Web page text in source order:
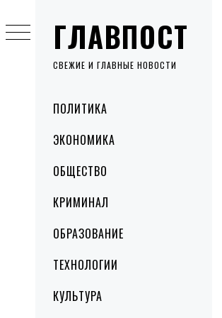
ГЛАВПОСТ
СВЕЖИЕ И ГЛАВНЫЕ НОВОСТИ
MenuПОЛИТИКА
ЭКОНОМИКА
ОБЩЕСТВО
КРИМИНАЛ
ОБРАЗОВАНИЕ
ТЕХНОЛОГИИ
КУЛЬТУРА
to
content